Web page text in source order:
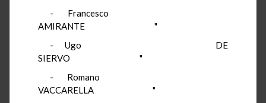
- Francesco
AMIRANTE "
- Ugo DE
SIERVO "
- Romano
VACCARELLA "